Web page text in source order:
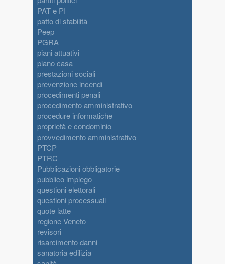
PAT e PI
patto di stabilità
Peep
PGRA
piani attuativi
piano casa
prestazioni sociali
prevenzione incendi
procedimenti penali
procedimento amministrativo
procedure informatiche
proprietà e condominio
provvedimento amministrativo
PTCP
PTRC
Pubblicazioni obbligatorie
pubblico impiego
questioni elettorali
questioni processuali
quote latte
regione Veneto
revisori
risarcimento danni
sanatoria edilizia